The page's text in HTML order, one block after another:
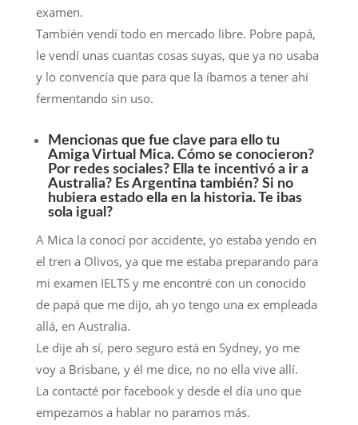
examen.
También vendí todo en mercado libre. Pobre papá,
le vendí unas cuantas cosas suyas, que ya no usaba
y lo convencía que para que la íbamos a tener ahí
fermentando sin uso.
Mencionas que fue clave para ello tu
Amiga Virtual Mica. Cómo se conocieron?
Por redes sociales? Ella te incentivó a ir a
Australia? Es Argentina también? Si no
hubiera estado ella en la historia. Te ibas
sola igual?
A Mica la conocí por accidente, yo estaba yendo en
el tren a Olivos, ya que me estaba preparando para
mi examen IELTS y me encontré con un conocido
de papá que me dijo, ah yo tengo una ex empleada
allá, en Australia.
Le dije ah sí, pero seguro está en Sydney, yo me
voy a Brisbane, y él me dice, no no ella vive allí.
La contacté por facebook y desde el día uno que
empezamos a hablar no paramos más.